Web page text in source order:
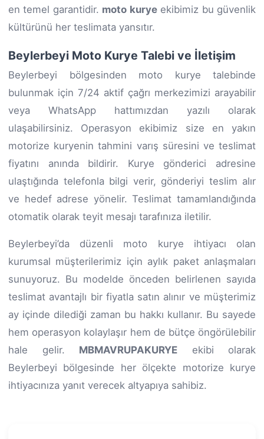
en temel garantidir. moto kuryeekibimiz bu güvenlik
kültürünü her teslimata yansıtır.
Beylerbeyi Moto Kurye Talebi ve İletişim
Beylerbeyi bölgesinden moto kurye talebinde
bulunmak için 7/24 aktif çağrı merkezimizi arayabilir
veya WhatsApp hattımızdan yazılı olarak
ulaşabilirsiniz. Operasyon ekibimiz size en yakın
motorize kuryenin tahmini varış süresini ve teslimat
fiyatını anında bildirir. Kurye gönderici adresine
ulaştığında telefonla bilgi verir, gönderiyi teslim alır
ve hedef adrese yönelir. Teslimat tamamlandığında
otomatik olarak teyit mesajı tarafınıza iletilir.
Beylerbeyi’da düzenli moto kurye ihtiyacı olan
kurumsal müşterilerimiz için aylık paket anlaşmaları
sunuyoruz. Bu modelde önceden belirlenen sayıda
teslimat avantajlı bir fiyatla satın alınır ve müşterimiz
ay içinde dilediği zaman bu hakkı kullanır. Bu sayede
hem operasyon kolaylaşır hem de bütçe öngörülebilir
hale gelir. MBMAVRUPAKURYE ekibi olarak
Beylerbeyi bölgesinde her ölçekte motorize kurye
ihtiyacınıza yanıt verecek altyapıya sahibiz.